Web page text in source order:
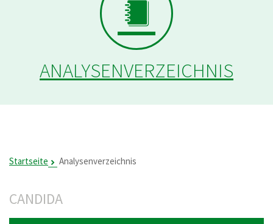
ANALYSENVERZEICHNIS
Startseite Analysenverzeichnis
CANDIDA